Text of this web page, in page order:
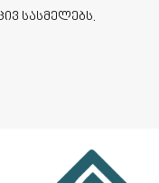
სასმელებს.